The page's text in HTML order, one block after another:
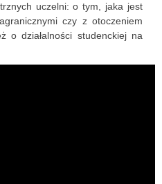
uczelni: o tym, jaka jest
czy z otoczeniem
o działalności studenckiej na